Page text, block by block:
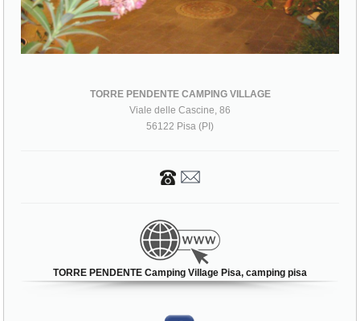
TORRE PENDENTE CAMPING VILLAGE
Viale delle Cascine, 86
56122 Pisa (PI)
TORRE PENDENTE Camping Village Pisa, camping pisa